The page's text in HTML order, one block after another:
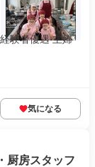
験者優遇 主婦
気になる
房スタッフ